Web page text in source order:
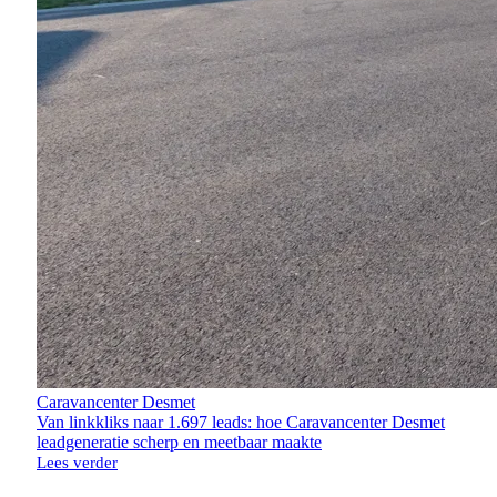
Caravancenter Desmet
Van linkkliks naar 1.697 leads: hoe Caravancenter Desmet
leadgeneratie scherp en meetbaar maakte
Lees verder